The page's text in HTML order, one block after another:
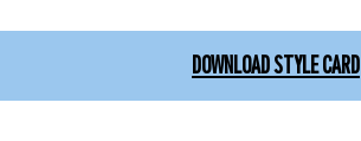
DOWNLOAD STYLE CARD